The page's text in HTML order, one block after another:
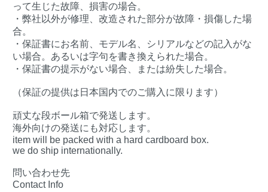
って生じた故障、損害の場合。
・弊社以外が修理、改造された部分が故障・損傷した場
合。
・保証書にお名前、モデル名、シリアルなどの記入がな
い場合。あるいは字句を書き換えられた場合。
・保証書の提示がない場合、または紛失した場合。
（保証の提供は日本国内でのご購入に限ります）
頑丈な段ボール箱で発送します。
海外向けの発送にも対応します。
item will be packed with a hard cardboard box.
we do ship internationally.
問い合わせ先
Contact Info